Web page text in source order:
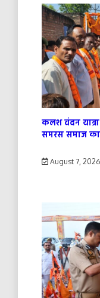
कलश वंदन यात्रा
समरस समाज
August 7, 2026